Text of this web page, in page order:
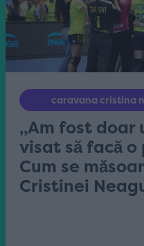
caravana cristina
„Am fost doar
visat să facă o
Cum se
Cristinei